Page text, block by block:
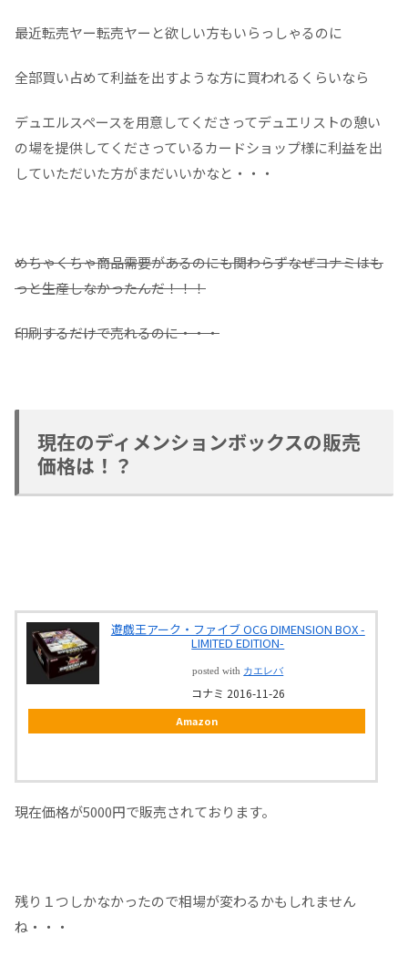
最近転売ヤー転売ヤーと欲しい方もいらっしゃるのに
全部買い占めて利益を出すような方に買われるくらいなら
デュエルスペースを用意してくださってデュエリストの憩い
の場を提供してくださっているカードショップ様に利益を出
していただいた方がまだいいかなと・・・
めちゃくちゃ商品需要があるのにも関わらずなぜコナミはも
っと生産しなかったんだ！！！
印刷するだけで売れるのに・・・
現在のディメンションボックスの販売
価格は！？
遊戯王アーク・ファイブ OCG DIMENSION BOX -
LIMITED EDITION-
posted with カエレバ
コナミ 2016-11-26
Amazon
現在価格が5000円で販売されております。
残り１つしかなかったので相場が変わるかもしれません
ね・・・